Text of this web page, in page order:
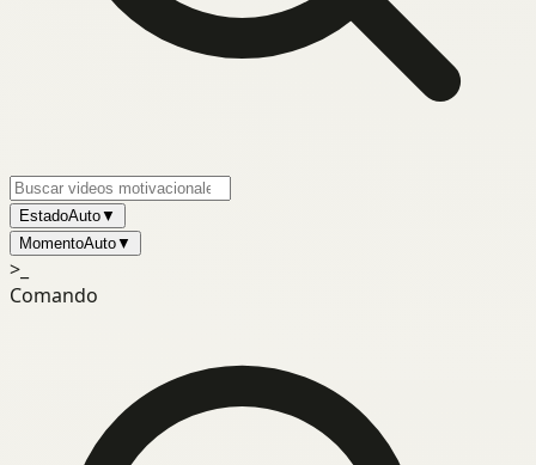
EstadoAuto▼
MomentoAuto▼
>_
Comando